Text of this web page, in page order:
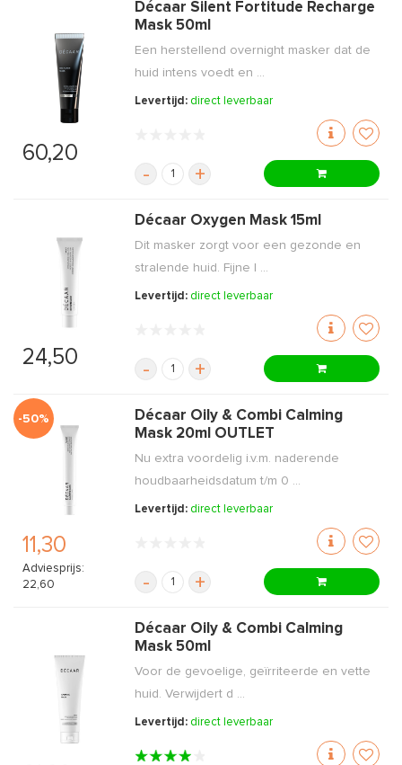
60,20
Décaar Silent Fortitude Recharge
Mask 50ml
Een herstellend overnight masker dat de
huid intens voedt en ...
Levertijd: direct leverbaar
- +
24,50
Décaar Oxygen Mask 15ml
Dit masker zorgt voor een gezonde en
stralende huid. Fijne l ...
Levertijd: direct leverbaar
- +
-50%
11,30
Adviesprijs:
22,60
Décaar Oily & Combi Calming
Mask 20ml OUTLET
Nu extra voordelig i.v.m. naderende
houdbaarheidsdatum t/m 0 ...
Levertijd: direct leverbaar
- +
Décaar Oily & Combi Calming
Mask 50ml
Voor de gevoelige, geïrriteerde en vette
huid. Verwijdert d ...
Levertijd: direct leverbaar